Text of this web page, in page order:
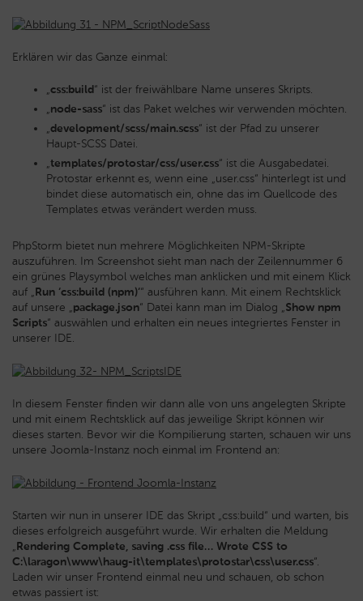
Erklären wir das Ganze einmal:
„css:build“ ist der freiwählbare Name unseres Skripts.
„node-sass“ ist das Paket welches wir verwenden möchten.
„development/scss/main.scss“ ist der Pfad zu unserer
Haupt-SCSS Datei.
„templates/protostar/css/user.css“ ist die Ausgabedatei.
Protostar erkennt es, wenn eine „user.css“ hinterlegt ist und
bindet diese automatisch ein, ohne das im Quellcode des
Templates etwas verändert werden muss.
PhpStorm bietet nun mehrere Möglichkeiten NPM-Skripte
auszuführen. Im Screenshot sieht man nach der Zeilennummer 6
ein grünes Playsymbol welches man anklicken und mit einem Klick
auf „Run ‘css:build (npm)‘“ ausführen kann. Mit einem Rechtsklick
auf unsere „package.json“ Datei kann man im Dialog „Show npm
Scripts“ auswählen und erhalten ein neues integriertes Fenster in
unserer IDE.
In diesem Fenster finden wir dann alle von uns angelegten Skripte
und mit einem Rechtsklick auf das jeweilige Skript können wir
dieses starten. Bevor wir die Kompilierung starten, schauen wir uns
unsere Joomla-Instanz noch einmal im Frontend an:
Starten wir nun in unserer IDE das Skript „css:build“ und warten, bis
dieses erfolgreich ausgeführt wurde. Wir erhalten die Meldung
„Rendering Complete, saving .css file… Wrote CSS to
C:\laragon\www\haug-it\templates\protostar\css\user.css“.
Laden wir unser Frontend einmal neu und schauen, ob schon
etwas passiert ist: